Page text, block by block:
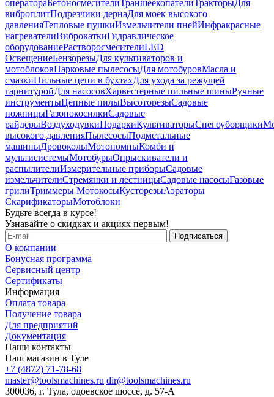
оператораБетоносмесителиТраншеекопателиТракторыДля
виброплитПодрезчики дернаДля моек высокого
давленияТепловые пушкиИзмельчители пнейИнфракрасные
нагревателиВиброкаткиГидравлическое
оборудованиеРастворосмесителиLED
ОсвещениеБензорезыДля культиваторов и
мотоблоковПарковые пылесосыДля мотобуровМасла и
смазкиПильные цепи в бухтахДля ухода за режущей
гарнитуройДля насосовХарвестерные пильные шиныРучные
инструментыЦепные пилыВысоторезыСадовые
ножницыГазонокосилкиСадовые
райдерыВоздуходувкиПодаркиКультиваторыСнегоуборщики
высокого давленияПылесосыПодметальные
машиныДровоколыМотопомпыКомби и
мультисистемыМотобурыОпрыскиватели и
распылителиИзмерительные приборыСадовые
измельчителиСтремянки и лестницыСадовые насосыГазовые
грилиТриммеры МотокосыКусторезыАэраторы
СкарификаторыМотоблоки
Будьте всегда в курсе!
Узнавайте о скидках и акциях первым!
О компании
Бонусная программа
Сервисный центр
Сертификаты
Информация
Оплата товара
Получение товара
Для предприятий
Документация
Наши контакты
Наш магазин в Туле
+7 (4872) 71-78-68
master@toolsmachines.ru dir@toolsmachines.ru
300036, г. Тула, одоевское шоссе, д. 57-А